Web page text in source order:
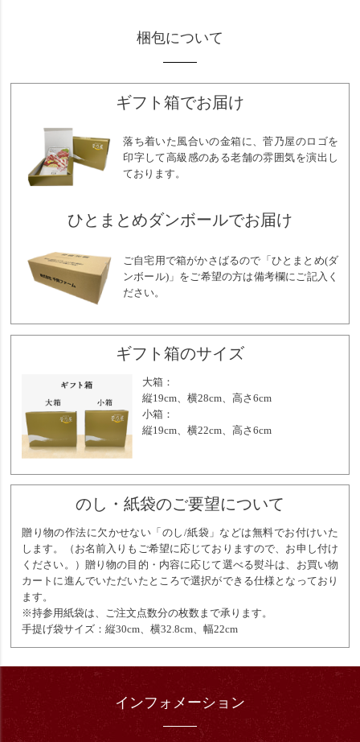
梱包について
ギフト箱でお届け
落ち着いた風合いの金箱に、菅乃屋のロゴを
印字して高級感のある老舗の雰囲気を演出し
ております。
ひとまとめダンボールでお届け
ご自宅用で箱がかさばるので「ひとまとめ(ダ
ンボール)」をご希望の方は備考欄にご記入く
ださい。
ギフト箱のサイズ
大箱：
縦19cm、横28cm、高さ6cm
小箱：
縦19cm、横22cm、高さ6cm
のし・紙袋のご要望について
贈り物の作法に欠かせない「のし/紙袋」などは無料でお付けいた
します。（お名前入りもご希望に応じておりますので、お申し付け
ください。）贈り物の目的・内容に応じて選べる熨斗は、お買い物
カートに進んでいただいたところで選択ができる仕様となっており
ます。
※持参用紙袋は、ご注文点数分の枚数まで承ります。
手提げ袋サイズ：縦30cm、横32.8cm、幅22cm
インフォメーション